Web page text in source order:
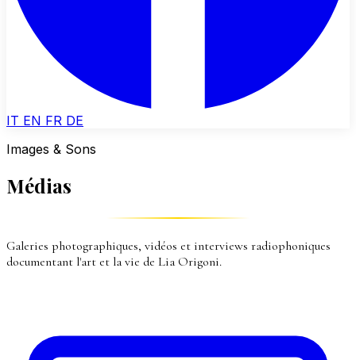
IT EN FR DE
Images & Sons
Médias
Galeries photographiques, vidéos et interviews radiophoniques
documentant l'art et la vie de Lia Origoni.